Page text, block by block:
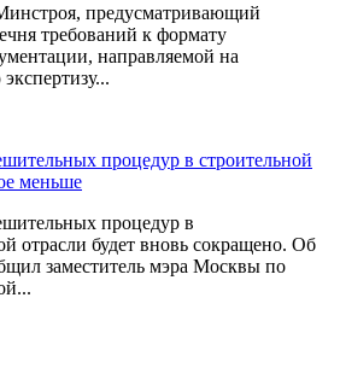
предусматривающий
требований к формату
направляемой на
процедур в строительной
меньше
процедур в
отрасли будет вновь сокращено. Об
заместитель мэра Москвы по